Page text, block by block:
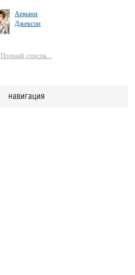
Армани
Джексон
Полный список...
навигация